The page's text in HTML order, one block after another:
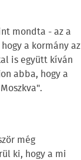
mondta - az a
a kormány az
is együtt kíván
abba, hogy a
még
ki, hogy a mi